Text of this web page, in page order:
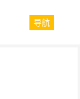
导航